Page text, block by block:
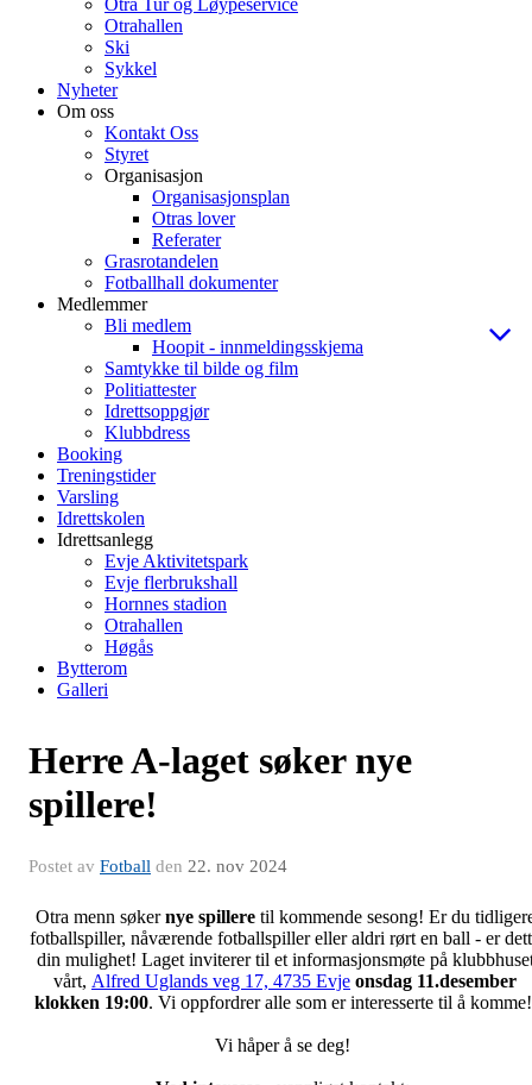
Otrahallen
Ski
Sykkel
Nyheter
Om oss
Kontakt Oss
Styret
Organisasjon
Organisasjonsplan
Otras lover
Referater
Grasrotandelen
Fotballhall dokumenter
Medlemmer
Bli medlem
Hoopit - innmeldingsskjema
Samtykke til bilde og film
Politiattester
Idrettsoppgjør
Klubbdress
Booking
Treningstider
Varsling
Idrettskolen
Idrettsanlegg
Evje Aktivitetspark
Evje flerbrukshall
Hornnes stadion
Otrahallen
Høgås
Bytterom
Galleri
Herre A-laget søker nye
spillere!
Postet av Fotball den 22. nov 2024
Otra menn søkernye spillere til kommende sesong! Er du
fotballspiller, nåværende fotballspiller eller aldri rørt en ball - er
din mulighet! Laget inviterer til et informasjonsmøte på
vårt, Alfred Uglands veg 17, 4735 Evje onsdag 11.desember
klokken 19:00. Vi oppfordrer alle som er interesserte til å
Vi håper å se deg!